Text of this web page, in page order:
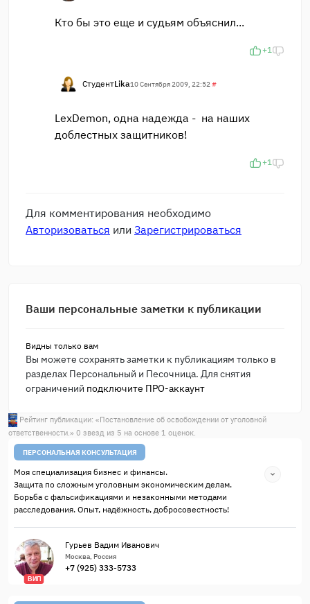
Кто бы это еще и судьям объяснил...
+1
СтудентLika10 Сентября 2009, 22:52 #
LexDemon, одна надежда - на наших
доблестных защитников!
+1
Для комментирования необходимо
Авторизоваться или Зарегистрироваться
Ваши персональные заметки к публикации
Видны только вам
Вы можете сохранять заметки к публикациям только в
разделах Персональный и Песочница. Для снятия
ограничений подключите ПРО-аккаунт
Рейтинг публикации: «Постановление об освобождении от уголовной
ответственности.» 0 звезд из 5 на основе 1 оценок.
ПЕРСОНАЛЬНАЯ КОНСУЛЬТАЦИЯ
Моя специализация бизнес и финансы.
Защита по сложным уголовным экономическим делам.
Борьба с фальсификациями и незаконными методами
расследования. Опыт, надёжность, добросовестность!
ВИП
Гурьев Вадим Иванович
Москва, Россия
+7 (925) 333-5733